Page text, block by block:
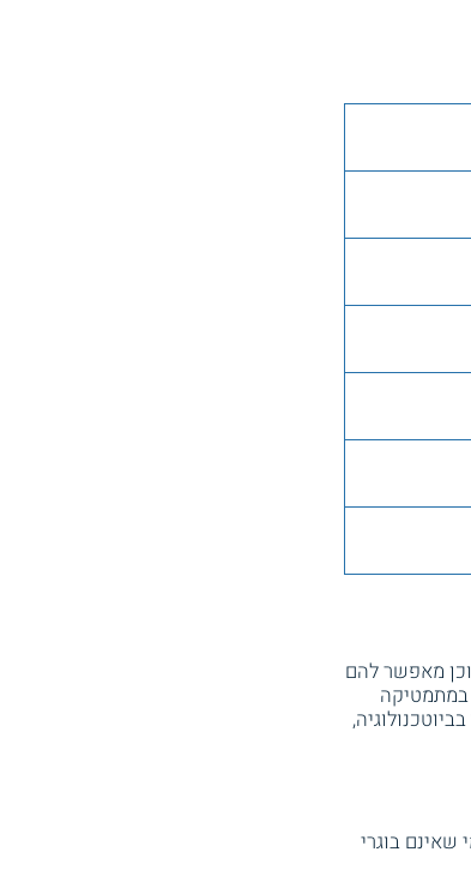
וכן מאפשר להם
במתמטיקה
המועמדים נדרשים להיות בוגרי תואר ראשון בממוצע של לפחות 87. מי שאינם בוגרי